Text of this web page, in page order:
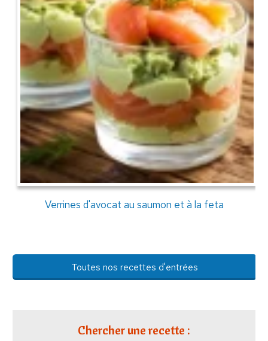
Verrines d'avocat au saumon et à la feta
Toutes nos recettes d'entrées
Chercher une recette :